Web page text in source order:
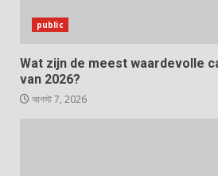
public
Wat zijn de meest waardevolle
van 2026?
আগস্ট 7, 2026